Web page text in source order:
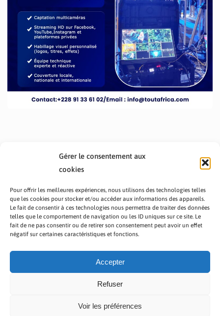
Gérer le consentement aux
cookies
Pour offrir les meilleures expériences, nous utilisons des technologies telles
que les cookies pour stocker et/ou accéder aux informations des appareils.
Le fait de consentir à ces technologies nous permettra de traiter des données
telles que le comportement de navigation ou les ID uniques sur ce site. Le
fait de ne pas consentir ou de retirer son consentement peut avoir un effet
négatif sur certaines caractéristiques et fonctions.
Accepter
Refuser
Voir les préférences
PRÉSENTATION TOUTAFRICA
A PROPOS
Copyright © 2023 TOUT AFRICA | Made by